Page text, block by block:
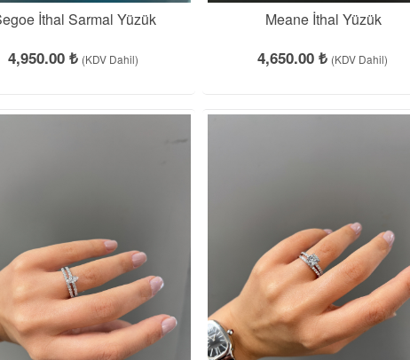
İthal Sarmal Yüzük
4,950.00 ₺ (KDV Dahil)
Meane İthal Yüzük
4,650.00 ₺ (KDV Dahil)